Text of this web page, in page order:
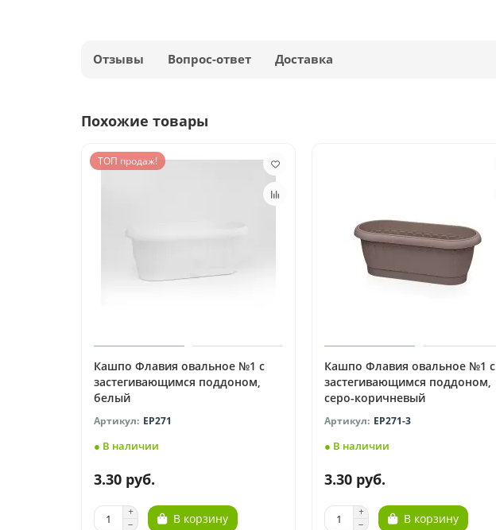
Отзывы Вопрос-ответ Доставка
Похожие товары
ТОП продаж!
Кашпо Флавия овальное №1 с
застегивающимся поддоном,
белый
EP271
● В наличии
3.30 руб.
В корзину
Кашпо Флавия овальное №1 с
застегивающимся поддоном,
серо-коричневый
EP271-3
● В наличии
3.30 руб.
В корзину